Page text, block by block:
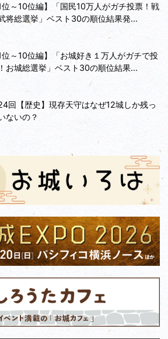
1位～10位編】「国民10万人がガチ投票！戦
将総選挙」ベスト30の順位結果発...
1位～10位編】「お城好き１万人がガチで投
お城総選挙」ベスト30の順位結果...
回【歴史】現存天守はなぜ12城しか残っ
ないの？